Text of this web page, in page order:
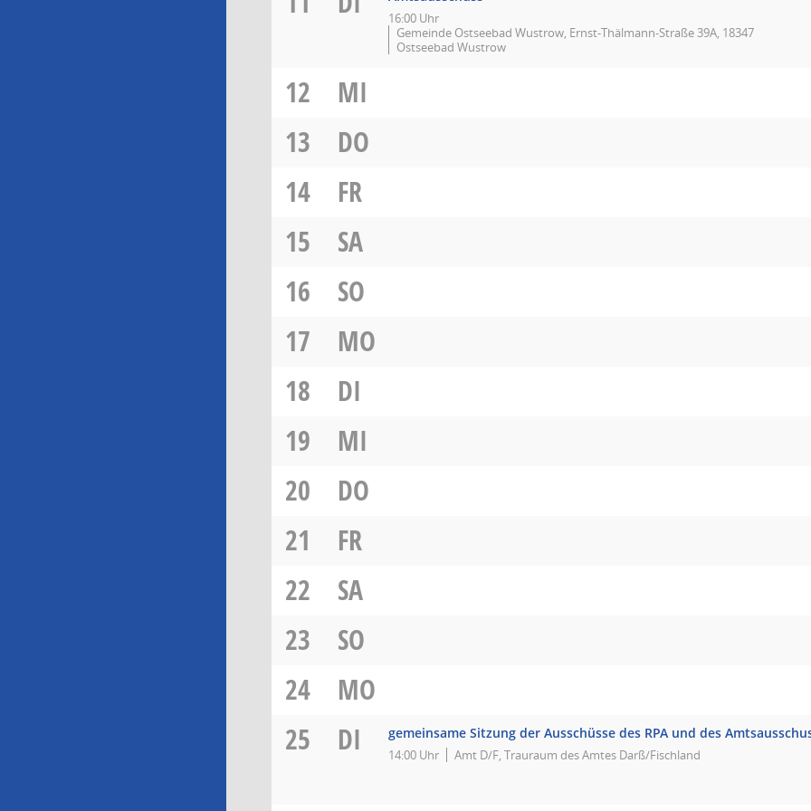
16:00 Uhr
Gemeinde Ostseebad Wustrow, Ernst-Thälmann-Straße 39A, 18347
Ostseebad Wustrow
12
MI
13
DO
14
FR
15
SA
16
SO
17
MO
18
DI
19
MI
20
DO
21
FR
22
SA
23
SO
24
MO
25
DI gemeinsame Sitzung der Ausschüsse des RPA und des
14:00 Uhr Amt D/F, Trauraum des Amtes Darß/Fischland